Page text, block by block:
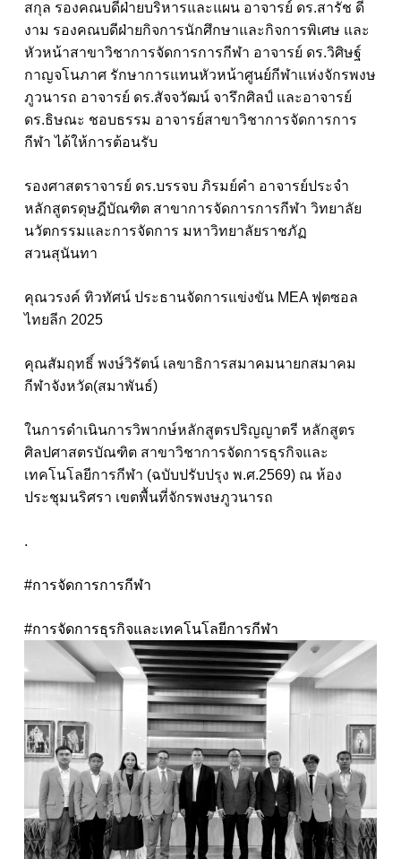
สกุล รองคณบดีฝ่ายบริหารและแผน อาจารย์ ดร.สารัช ดี
งาม รองคณบดีฝ่ายกิจการนักศึกษาและกิจการพิเศษ และ
หัวหน้าสาขาวิชาการจัดการการกีฬา อาจารย์ ดร.วิศิษฐ์
กาญจโนภาศ รักษาการแทนหัวหน้าศูนย์กีฬาแห่งจักรพงษ
ภูวนารถ อาจารย์ ดร.สัจจวัฒน์ จารึกศิลป์ และอาจารย์
ดร.ธิษณะ ชอบธรรม อาจารย์สาขาวิชาการจัดการการ
กีฬา ได้ให้การต้อนรับ
รองศาสตราจารย์ ดร.บรรจบ ภิรมย์คำ อาจารย์ประจำ
หลักสูตรดุษฎีบัณฑิต สาขาการจัดการการกีฬา วิทยาลัย
นวัตกรรมและการจัดการ มหาวิทยาลัยราชภัฏ
สวนสุนันทา
คุณวรงค์ ทิวทัศน์ ประธานจัดการแข่งขัน MEA ฟุตซอล
ไทยลีก 2025
คุณสัมฤทธิ์ พงษ์วิรัตน์ เลขาธิการสมาคมนายกสมาคม
กีฬาจังหวัด(สมาพันธ์)
ในการดำเนินการวิพากษ์หลักสูตรปริญญาตรี หลักสูตร
ศิลปศาสตรบัณฑิต สาขาวิชาการจัดการธุรกิจและ
เทคโนโลยีการกีฬา (ฉบับปรับปรุง พ.ศ.2569) ณ ห้อง
ประชุมนริศรา เขตพื้นที่จักรพงษภูวนารถ
.
#การจัดการการกีฬา
#การจัดการธุรกิจและเทคโนโลยีการกีฬา